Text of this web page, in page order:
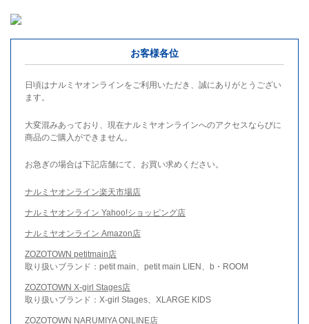
お客様各位
日頃はナルミヤオンラインをご利用いただき、誠にありがとうござい
ます。
大変混みあっており、現在ナルミヤオンラインへのアクセスならびに
商品のご購入ができません。
お急ぎの場合は下記店舗にて、お買い求めください。
ナルミヤオンライン楽天市場店
ナルミヤオンライン Yahoo!ショッピング店
ナルミヤオンライン Amazon店
ZOZOTOWN petitmain店
取り扱いブランド：petit main、petit main LIEN、b・ROOM
ZOZOTOWN X-girl Stages店
取り扱いブランド：X-girl Stages、XLARGE KIDS
ZOZOTOWN NARUMIYA ONLINE店